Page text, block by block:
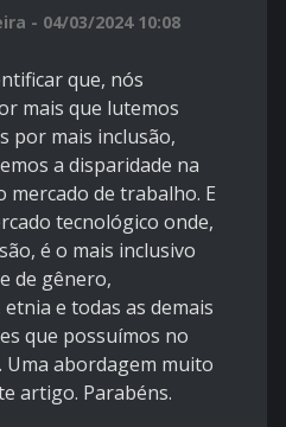
- 04/03/2024 10:08
que, nós
mais que lutemos
por mais inclusão,
a disparidade na
mercado de trabalho. E
tecnológico onde,
é o mais inclusivo
de gênero,
e todas as demais
que possuímos no
Uma abordagem muito
artigo. Parabéns.